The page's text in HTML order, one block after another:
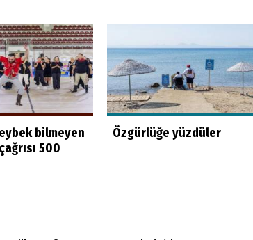
İletişim
Çerez Politikası
Gizlilik İlkeleri
bilmeyen
500
Özgürlüğe yüzdüler